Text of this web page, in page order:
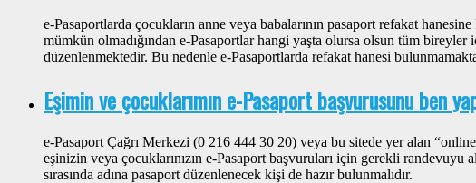
e-Pasaportlarda çocukların anne veya babalarının pasaport refakat
mümkün olmadığından e-Pasaportlar hangi yaşta olursa olsun tüm bireyler
düzenlenmektedir. Bu nedenle e-Pasaportlarda refakat hanesi
Eşimin ve çocuklarımın e-Pasaport başvurusunu ben
e-Pasaport Çağrı Merkezi (0 216 444 30 20) veya bu sitede yer alan
eşinizin veya çocuklarınızın e-Pasaport başvuruları için gerekli randevuyu
sırasında adına pasaport düzenlenecek kişi de hazır bulunmalıdır.